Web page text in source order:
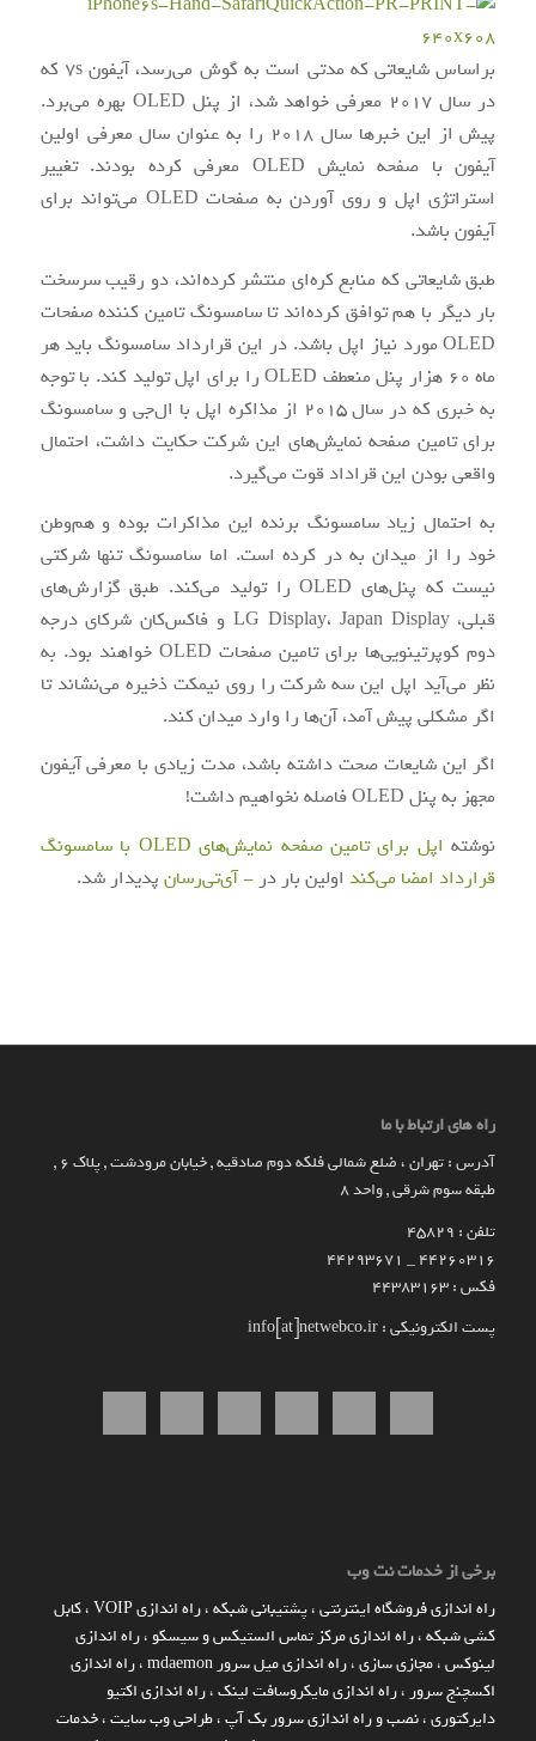
براساس شایعاتی که مدتی است به گوش می‌رسد، آیفون 7s که
در سال ۲۰۱۷ معرفی خواهد شد، از پنل OLED بهره می‌برد.
پیش از این خبرها سال ۲۰۱۸ را به عنوان سال معرفی اولین
آیفون با صفحه نمایش OLED معرفی کرده بودند. تغییر
استراتژی اپل و روی آوردن به صفحات OLED می‌تواند برای
آیفون باشد.
طبق شایعاتی که منابع کره‌ای منتشر کرده‌اند، دو رقیب سرسخت
بار دیگر با هم توافق کرده‌اند تا سامسونگ تامین کننده صفحات
OLED مورد نیاز اپل باشد. در این قرارداد سامسونگ باید هر
ماه ۶۰ هزار پنل منعطف OLED را برای اپل تولید کند. با توجه
به خبری که در سال ۲۰۱۵ از مذاکره اپل با ال‌جی و سامسونگ
برای تامین صفحه نمایش‌های این شرکت حکایت داشت، احتمال
واقعی بودن این قراداد قوت می‌گیرد.
به احتمال زیاد سامسونگ برنده این مذاکرات بوده و هم‌وطن
خود را از میدان به در کرده است. اما سامسونگ تنها شرکتی
نیست که پنل‌های OLED را تولید می‌کند. طبق گزارش‌های
قبلی، LG Display، Japan Display و فاکس‌کان شرکای درجه
دوم کوپرتینویی‌ها برای تامین صفحات OLED خواهند بود. به
نظر می‌آید اپل این سه شرکت را روی نیمکت ذخیره می‌نشاند تا
اگر مشکلی پیش آمد، آن‌ها را وارد میدان کند.
اگر این شایعات صحت داشته باشد، مدت زیادی با معرفی آیفون
مجهز به پنل OLED فاصله نخواهیم داشت!
نوشته
اپل برای تامین صفحه نمایش‌های OLED با سامسونگ
قرارداد امضا می‌کنداولین بار در - آی‌تی‌رسانپدیدار شد.
راه های ارتباط با ما
آدرس : تهران ، ضلع شمالی فلکه دوم صادقیه , خیابان مرودشت , پلاک ۶ ,
طبقه سوم شرقی , واحد ۸
تلفن : 45829
۴۴۲۶۰۳۱۶ _ 44293671
فکس : 44383163
پست الکترونیکی : info[at]netwebco.ir
برخی از خدمات نت وب
راه اندازي فروشگاه اينترنتي،پشتیبانی شبکه،راه اندازی VOIP ،کابل
کشی شبکه،راه اندازی مرکز تماس الستیکس و سیسکو،راه اندازی
لینوکس،مجازی سازی،راه اندازی میل سرور mdaemon ،راه اندازی
اکسچنج سرور،راه اندازی مایکروسافت لینک،راه اندازی اکتیو
دایرکتوری،نصب و راه اندازی سرور بک آپ،طراحی وب سایت،خدمات